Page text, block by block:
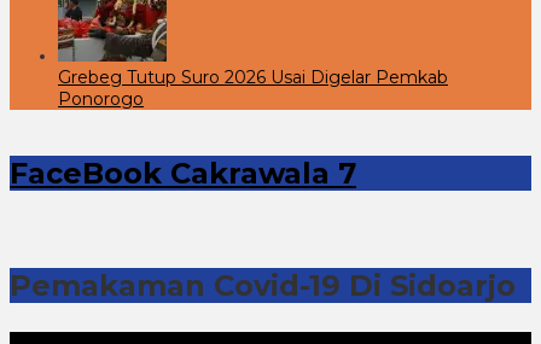
Grebeg Tutup Suro 2026 Usai Digelar Pemkab
Ponorogo
FaceBook Cakrawala 7
Pemakaman Covid-19 Di Sidoarjo